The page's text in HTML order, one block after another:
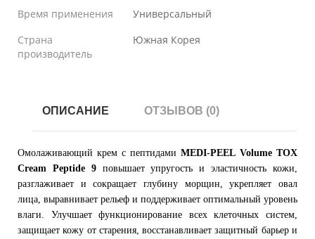
Время применения
Универсальный
Страна
производитель
Южная Корея
ОПИСАНИЕ ОТЗЫВОВ (0)
Омолаживающий крем с пептидами MEDI-PEEL Volume TOX
Cream Peptide 9повышает упругость и эластичность кожи,
разглаживает и сокращает глубину морщин, укрепляет овал
лица, выравнивает рельеф и поддерживает оптимальный уровень
влаги. Улучшает функционирование всех клеточных систем,
защищает кожу от старения, восстанавливает защитный барьер и